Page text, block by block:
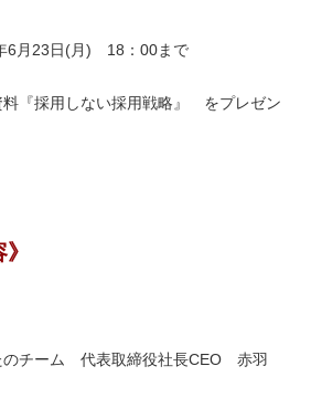
6月23日(月) 18：00まで
料『採用しない採用戦略』 をプレゼン
のチーム 代表取締役社長CEO 赤羽